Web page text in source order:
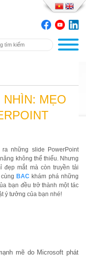
NHÌN: MẸO
những slide PowerPoint
không thể thiếu. Nhưng
đẹp mắt mà còn truyền tải
BAC khám phá những
bạn đều trở thành một tác
ý tưởng của bạn nhé!
mẽ do Microsoft phát